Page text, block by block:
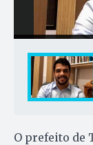
O prefeito de